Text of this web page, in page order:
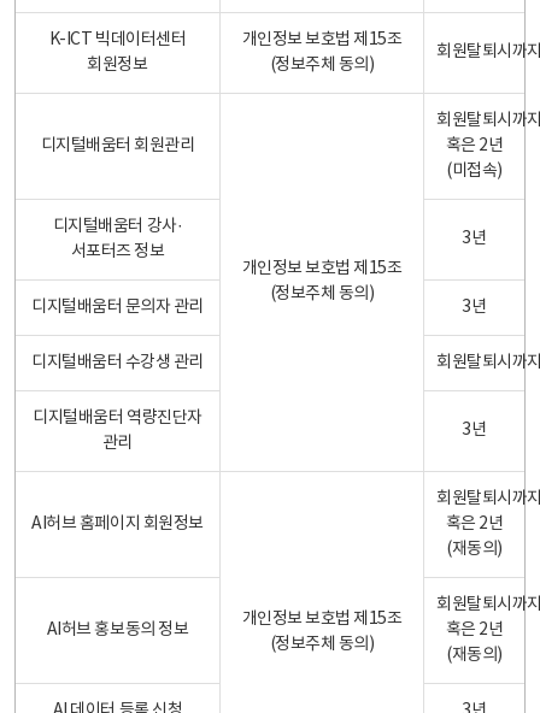
K-ICT 빅데이터센터
회원정보
개인정보 보호법 제15조
(정보주체 동의)
회원탈퇴시까
디지털배움터 회원관리
개인정보 보호법 제15조
(정보주체 동의)
회원탈퇴시까
혹은 2년
(미접속)
디지털배움터 강사·
서포터즈 정보
3년
디지털배움터 문의자 관리 3년
디지털배움터 수강생 관리 회원탈퇴시까
디지털배움터 역량진단자
관리
3년
AI허브 홈페이지 회원정보
개인정보 보호법 제15조
(정보주체 동의)
회원탈퇴시까
혹은 2년
(재동의)
AI허브 홍보동의 정보
회원탈퇴시까
혹은 2년
(재동의)